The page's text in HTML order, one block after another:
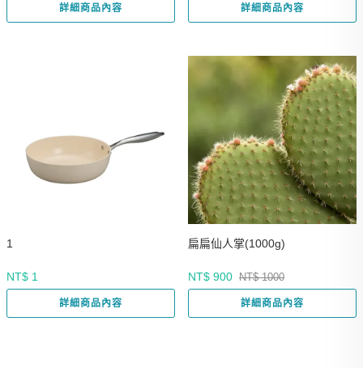
詳細商品內容 詳細商品內容
1
NT$ 1
詳細商品內容
扁扁仙人掌(1000g)
NT$ 900 NT$ 1000
詳細商品內容